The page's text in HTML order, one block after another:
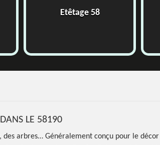
Etêtage 58
LE 58190
des arbres… Généralement conçu pour le décor